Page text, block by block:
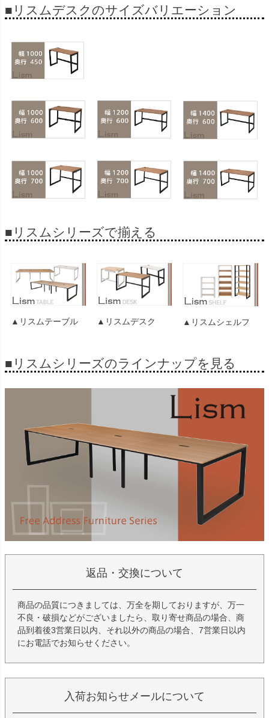
■リスムデスクのサイズバリエーション
■リスムシリーズで揃える
▲リスムテーブル ▲リスムデスク ▲リスムシェルフ
■リスムシリーズのラインナップを見る
返品・交換について
商品の品質につきましては、万全を期しておりますが、万一
不良・破損などがございましたら、取り寄せ商品の場合、商
品到着後3営業日以内、それ以外の商品の場合、7営業日以内
にお電話でお知らせください。
入荷お知らせメールについて